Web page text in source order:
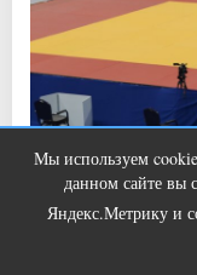
Прочитали: 2 358
Правда, есть один
Мы используем
данном сайте вы
Яндекс.Метрику и